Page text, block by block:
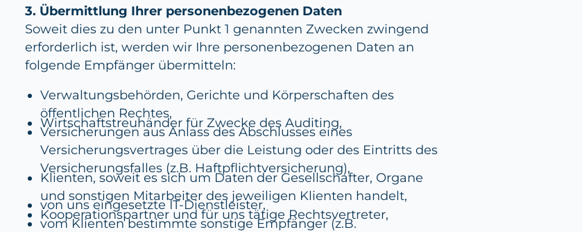
3. Übermittlung Ihrer personenbezogenen Daten
Soweit dies zu den unter Punkt 1 genannten Zwecken zwingend
erforderlich ist, werden wir Ihre personenbezogenen Daten an
folgende Empfänger übermitteln:
Verwaltungsbehörden, Gerichte und Körperschaften des
öffentlichen Rechtes,
Wirtschaftstreuhänder für Zwecke des Auditing,
Versicherungen aus Anlass des Abschlusses eines
Versicherungsvertrages über die Leistung oder des Eintritts des
Versicherungsfalles (z.B. Haftpflichtversicherung),
Klienten, soweit es sich um Daten der Gesellschafter, Organe
und sonstigen Mitarbeiter des jeweiligen Klienten handelt,
von uns eingesetzte IT-Dienstleister,
Kooperationspartner und für uns tätige Rechtsvertreter,
vom Klienten bestimmte sonstige Empfänger (z.B.